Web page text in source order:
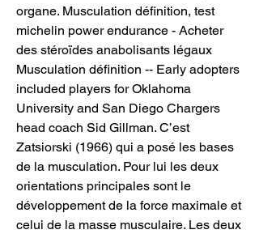
organe. Musculation définition, test
michelin power endurance - Acheter
des stéroïdes anabolisants légaux
Musculation définition -- Early adopters
included players for Oklahoma
University and San Diego Chargers
head coach Sid Gillman. C’est
Zatsiorski (1966) qui a posé les bases
de la musculation. Pour lui les deux
orientations principales sont le
développement de la force maximale et
celui de la masse musculaire. Les deux